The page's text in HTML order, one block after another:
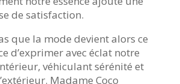
de satisfaction.
que la mode devient alors ce
d’exprimer avec éclat notre
véhiculant sérénité et
Madame Coco